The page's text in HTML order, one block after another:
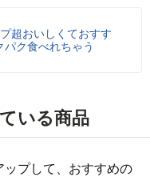
超おいしくておすす
ク食べれちゃう
いる商品
プして、おすすめの